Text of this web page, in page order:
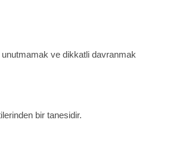
ve dikkatli davranmak
bir tanesidir.